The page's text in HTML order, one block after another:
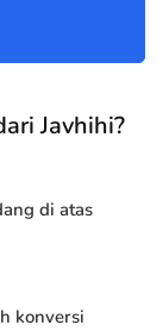
Javhihi?
di atas
konversi